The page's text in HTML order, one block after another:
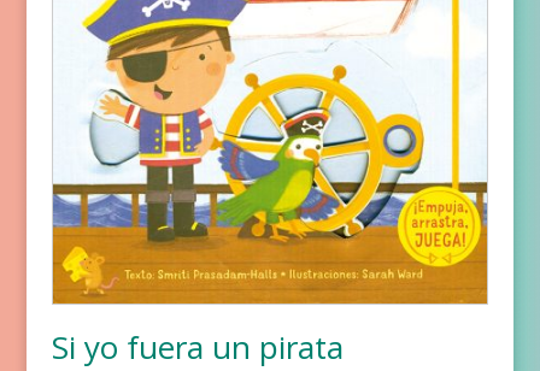
Si yo fuera un pirata